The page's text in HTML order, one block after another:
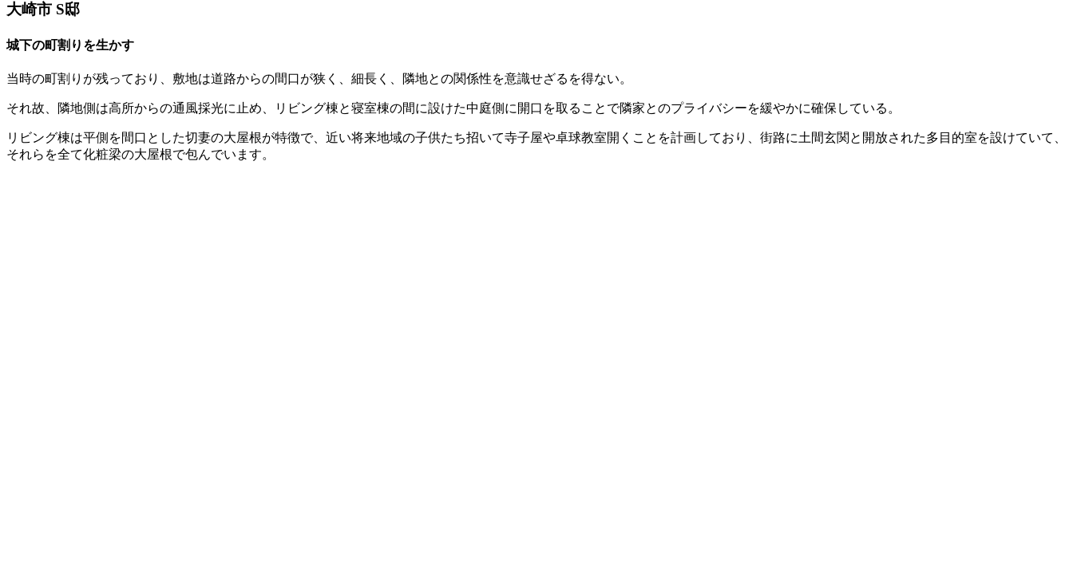
大崎市 S邸
城下の町割りを生かす
当時の町割りが残っており、敷地は道路からの間口が狭く、細長く、隣地との関係性を意識せざるを得ない。
それ故、隣地側は高所からの通風採光に止め、リビング棟と寝室棟の間に設けた中庭側に開口を取ることで隣家とのプライバシーを緩やかに確保している。
リビング棟は平側を間口とした切妻の大屋根が特徴で、近い将来地域の子供たち招いて寺子屋や卓球教室開くことを計画しており、街路に土間玄関と開放された多目的室を設けていて、
それらを全て化粧梁の大屋根で包んでいます。